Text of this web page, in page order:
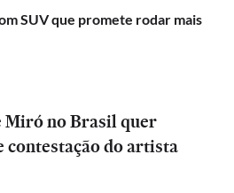
SUV que promete rodar mais
Miró no Brasil quer
do artista